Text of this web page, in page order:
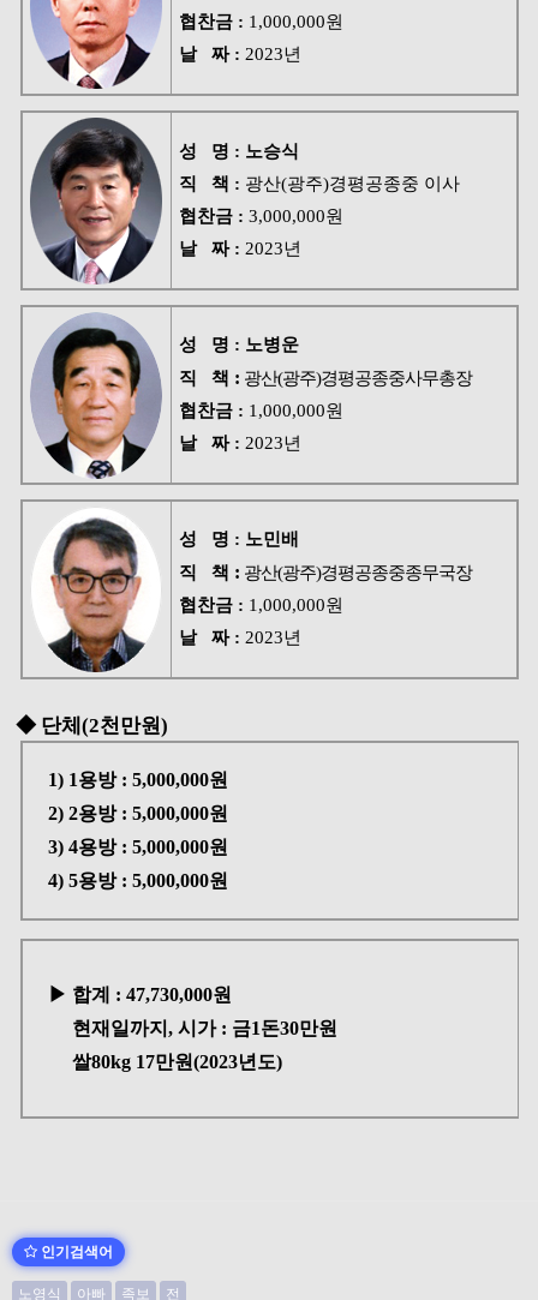
협찬금 : 1,000,000원
날 짜 : 2023년
성 명 : 노승식
직 책 : 광산(광주)경평공종중 이사
협찬금 : 3,000,000원
날 짜 : 2023년
성 명 : 노병운
직 책 : 광산(광주)경평공종중사무총장
협찬금 : 1,000,000원
날 짜 : 2023년
성 명 : 노민배
직 책 : 광산(광주)경평공종중종무국장
협찬금 : 1,000,000원
날 짜 : 2023년
◆ 단체(2천만원)
1) 1용방 : 5,000,000원
2) 2용방 : 5,000,000원
3) 4용방 : 5,000,000원
4) 5용방 : 5,000,000원
▶ 합계 : 47,730,000원
현재일까지, 시가 : 금1돈30만원
쌀80kg 17만원(2023년도)
인기검색어
노영식 아빠 족보 전